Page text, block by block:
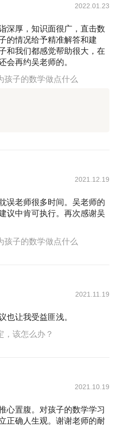
2022.01.23
深厚，知识面很广，直击数
的情况给予精准解答和建
和我们都感觉帮助很大，在
会再约吴老师的。
孩子的数学做点什么
2021.12.19
误老师很多时间。吴老师的
议中肯可执行。再次感谢吴
孩子的数学做点什么
2021.11.19
也让我受益匪浅。
，该怎么办？
2021.10.19
心置腹。对孩子的数学学习
正确人生观。谢谢老师的耐